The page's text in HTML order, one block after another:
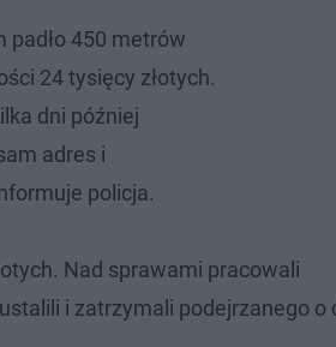
padło 450 metrów
24 tysięcy złotych.
dni później
adres i
policja.
Nad sprawami pracowali
i zatrzymali podejrzanego o